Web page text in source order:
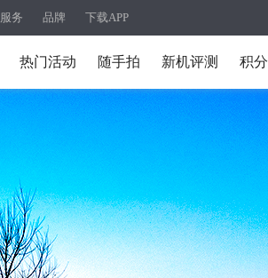
服务 品牌 下载APP
热门活动 随手拍 新机评测 积